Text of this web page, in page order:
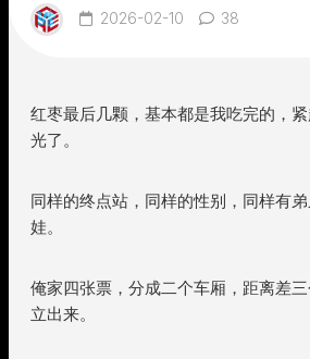
2026-02-10 38
红枣最后几颗，基本都是我吃完的，
光了。
同样的终点站，同样的性别，同样有
娃。
俺家四张票，分成二个车厢，距离差
立出来。